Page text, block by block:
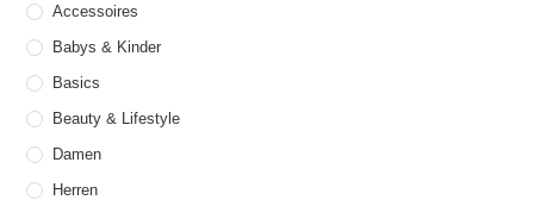
Accessoires
Babys & Kinder
Basics
Beauty & Lifestyle
Damen
Herren